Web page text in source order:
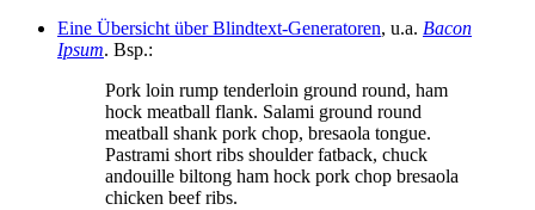
Eine Übersicht über Blindtext-Generatoren, u.a. Bacon
Ipsum. Bsp.:
Pork loin rump tenderloin ground round, ham
hock meatball flank. Salami ground round
meatball shank pork chop, bresaola tongue.
Pastrami short ribs shoulder fatback, chuck
andouille biltong ham hock pork chop bresaola
chicken beef ribs.